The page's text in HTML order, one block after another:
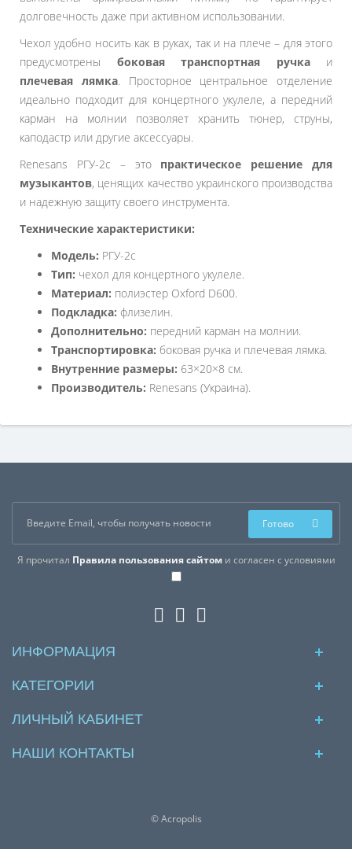
долговечность даже при активном использовании.
Чехол удобно носить как в руках, так и на плече – для этого
предусмотрены боковая транспортная ручкаи
плечевая лямка. Просторное центральное отделение
идеально подходит для концертного укулеле, а передний
карман на молнии позволяет хранить тюнер, струны,
каподастр или другие аксессуары.
Renesans РГУ-2с – это практическое решение для
музыкантов, ценящих качество украинского производства
и надежную защиту своего инструмента.
Технические характеристики:
Модель: РГУ-2с
Тип: чехол для концертного укулеле.
Материал: полиэстер Oxford D600.
Подкладка: флизелин.
Дополнительно: передний карман на молнии.
Транспортировка: боковая ручка и плечевая лямка.
Внутренние размеры: 63×20×8 см.
Производитель: Renesans (Украина).
Я прочитал Правила пользования сайтоми согласен с условиями
Готово
ИНФОРМАЦИЯ
КАТЕГОРИИ
ЛИЧНЫЙ КАБИНЕТ
НАШИ КОНТАКТЫ
© Acropolis